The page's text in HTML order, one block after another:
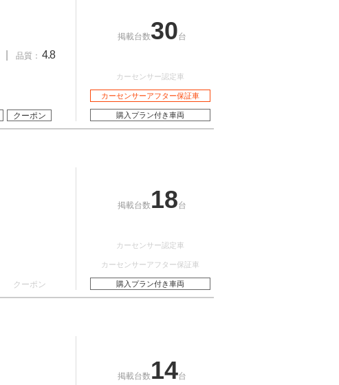
品質： 4.8
クーポン
掲載台数30台
カーセンサー認定車
カーセンサーアフター保証車
購入プラン付き車両
クーポン
掲載台数 18台
カーセンサー認定車
カーセンサーアフター保証車
購入プラン付き車両
掲載台数 14台